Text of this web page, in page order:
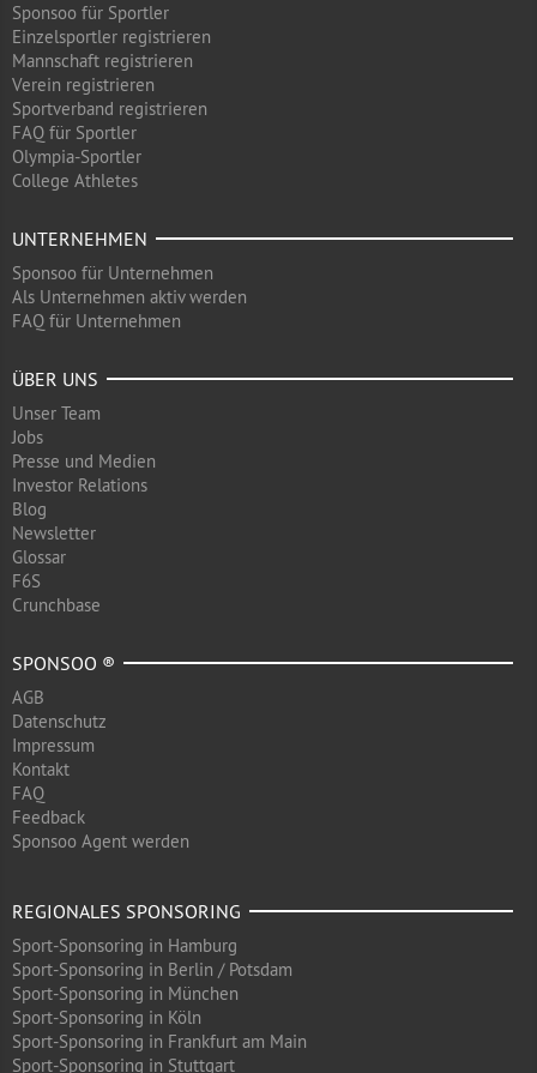
Sponsoo für Sportler
Einzelsportler registrieren
Mannschaft registrieren
Verein registrieren
Sportverband registrieren
FAQ für Sportler
Olympia-Sportler
College Athletes
UNTERNEHMEN
Sponsoo für Unternehmen
Als Unternehmen aktiv werden
FAQ für Unternehmen
ÜBER UNS
Unser Team
Jobs
Presse und Medien
Investor Relations
Blog
Newsletter
Glossar
F6S
Crunchbase
SPONSOO ®
AGB
Datenschutz
Impressum
Kontakt
FAQ
Feedback
Sponsoo Agent werden
REGIONALES SPONSORING
Sport-Sponsoring in Hamburg
Sport-Sponsoring in Berlin / Potsdam
Sport-Sponsoring in München
Sport-Sponsoring in Köln
Sport-Sponsoring in Frankfurt am Main
Sport-Sponsoring in Stuttgart